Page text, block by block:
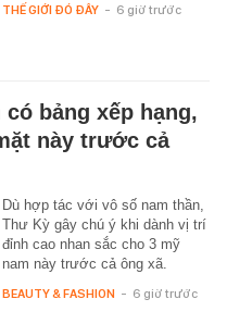
THẾ GIỚI ĐÓ ĐÂY - 6 giờ trước
bảng xếp hạng,
này trước cả
Dù hợp tác với vô số nam thần,
Thư Kỳ gây chú ý khi dành vị trí
đỉnh cao nhan sắc cho 3 mỹ
nam này trước cả ông xã.
BEAUTY & FASHION - 6 giờ trước